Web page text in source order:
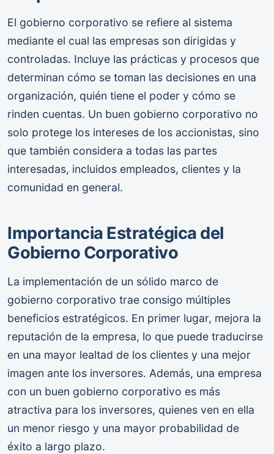
El gobierno corporativo se refiere al sistema
mediante el cual las empresas son dirigidas y
controladas. Incluye las prácticas y procesos que
determinan cómo se toman las decisiones en una
organización, quién tiene el poder y cómo se
rinden cuentas. Un buen gobierno corporativo no
solo protege los intereses de los accionistas, sino
que también considera a todas las partes
interesadas, incluidos empleados, clientes y la
comunidad en general.
Importancia Estratégica del
Gobierno Corporativo
La implementación de un sólido marco de
gobierno corporativo trae consigo múltiples
beneficios estratégicos. En primer lugar, mejora la
reputación de la empresa, lo que puede traducirse
en una mayor lealtad de los clientes y una mejor
imagen ante los inversores. Además, una empresa
con un buen gobierno corporativo es más
atractiva para los inversores, quienes ven en ella
un menor riesgo y una mayor probabilidad de
éxito a largo plazo.